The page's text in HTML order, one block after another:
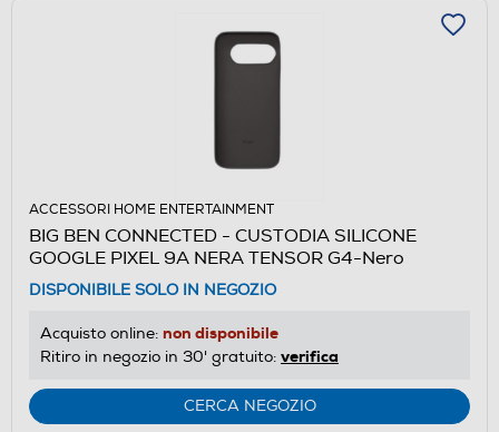
ACCESSORI HOME ENTERTAINMENT
BIG BEN CONNECTED - CUSTODIA SILICONE
GOOGLE PIXEL 9A NERA TENSOR G4-Nero
DISPONIBILE SOLO IN NEGOZIO
Acquisto online: non disponibile
Ritiro in negozio in 30' gratuito: verifica
CERCA NEGOZIO